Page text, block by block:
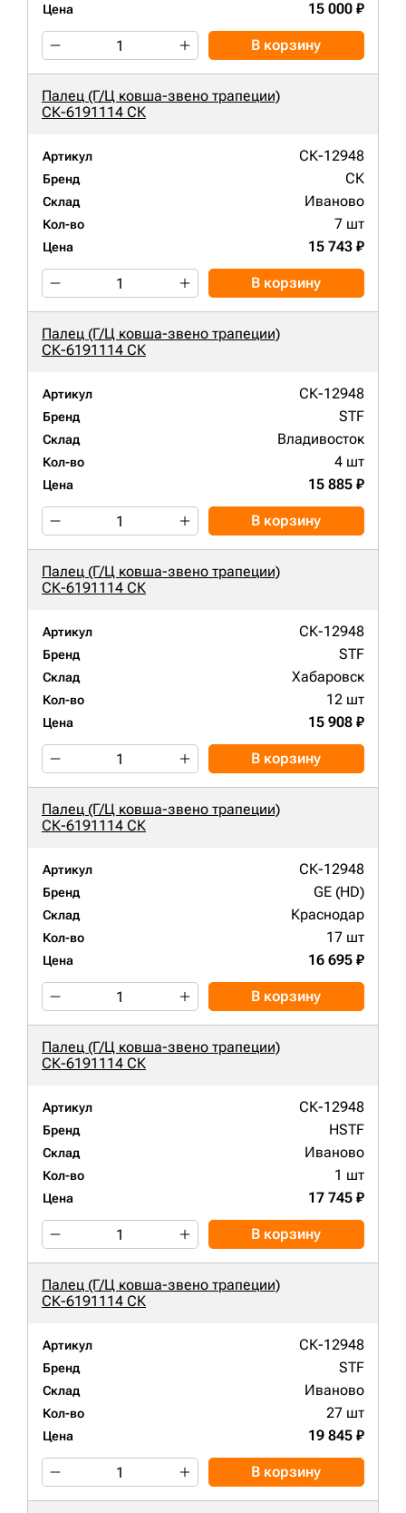
Цена 15 000 ₽
В корзину
Палец (Г/Ц ковша-звено трапеции)
СК-6191114 СК
Артикул СК-12948
Бренд СК
Склад Иваново
Кол-во 7 шт
Цена 15 743 ₽
В корзину
Палец (Г/Ц ковша-звено трапеции)
СК-6191114 СК
Артикул СК-12948
Бренд STF
Склад Владивосток
Кол-во 4 шт
Цена 15 885 ₽
В корзину
Палец (Г/Ц ковша-звено трапеции)
СК-6191114 СК
Артикул СК-12948
Бренд STF
Склад Хабаровск
Кол-во 12 шт
Цена 15 908 ₽
В корзину
Палец (Г/Ц ковша-звено трапеции)
СК-6191114 СК
Артикул СК-12948
Бренд GE (HD)
Склад Краснодар
Кол-во 17 шт
Цена 16 695 ₽
В корзину
Палец (Г/Ц ковша-звено трапеции)
СК-6191114 СК
Артикул СК-12948
Бренд HSTF
Склад Иваново
Кол-во 1 шт
Цена 17 745 ₽
В корзину
Палец (Г/Ц ковша-звено трапеции)
СК-6191114 СК
Артикул СК-12948
Бренд STF
Склад Иваново
Кол-во 27 шт
Цена 19 845 ₽
В корзину